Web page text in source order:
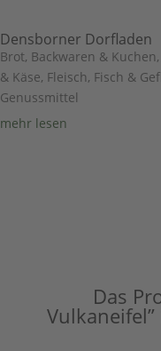
Densborner Dorfladen
Brot, Backwaren & Kuchen,
& Käse, Fleisch, Fisch &
Genussmittel
mehr lesen
Das